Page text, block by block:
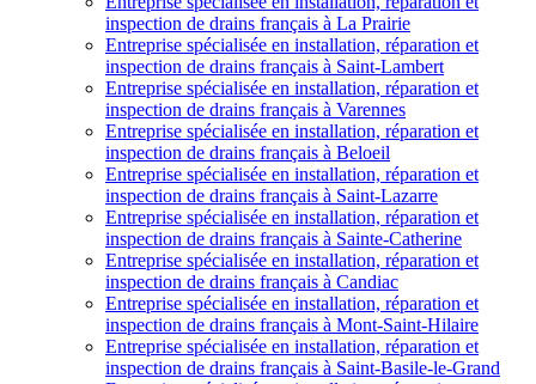
inspection de drains français à La Prairie
Entreprise spécialisée en installation, réparation et
inspection de drains français à Saint-Lambert
Entreprise spécialisée en installation, réparation et
inspection de drains français à Varennes
Entreprise spécialisée en installation, réparation et
inspection de drains français à Beloeil
Entreprise spécialisée en installation, réparation et
inspection de drains français à Saint-Lazarre
Entreprise spécialisée en installation, réparation et
inspection de drains français à Sainte-Catherine
Entreprise spécialisée en installation, réparation et
inspection de drains français à Candiac
Entreprise spécialisée en installation, réparation et
inspection de drains français à Mont-Saint-Hilaire
Entreprise spécialisée en installation, réparation et
inspection de drains français à Saint-Basile-le-Grand